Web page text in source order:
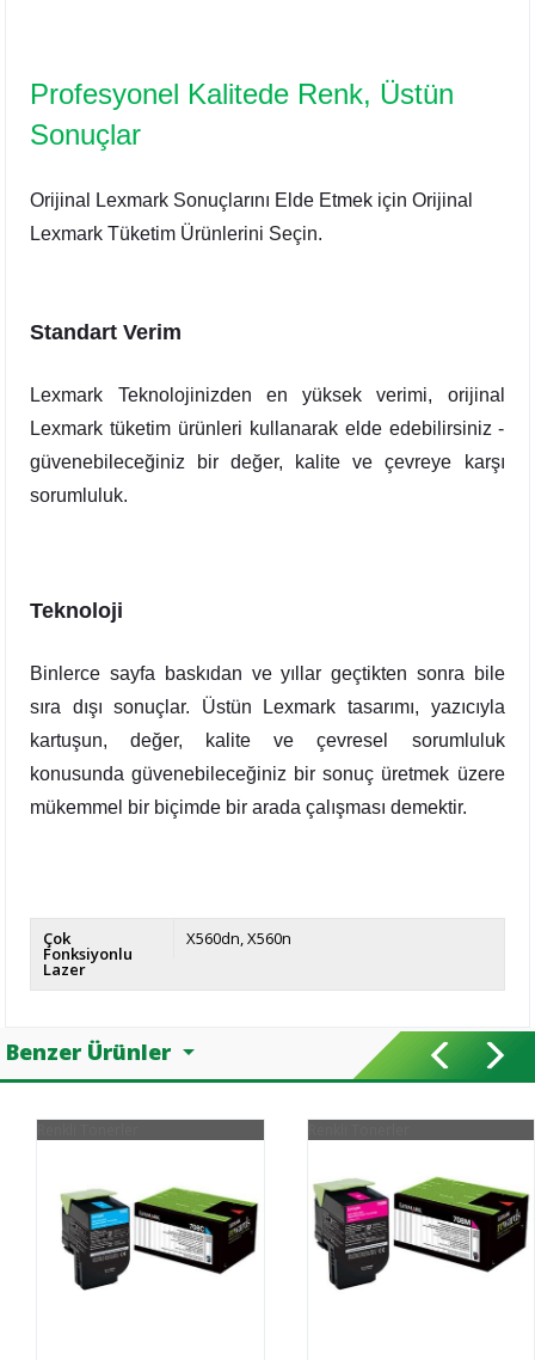
Profesyonel Kalitede Renk, Üstün
Sonuçlar
Orijinal Lexmark Sonuçlarını Elde Etmek için Orijinal
Lexmark Tüketim Ürünlerini Seçin.
Standart Verim
Lexmark Teknolojinizden en yüksek verimi, orijinal
Lexmark tüketim ürünleri kullanarak elde edebilirsiniz -
güvenebileceğiniz bir değer, kalite ve çevreye karşı
sorumluluk.
Teknoloji
Binlerce sayfa baskıdan ve yıllar geçtikten sonra bile
sıra dışı sonuçlar. Üstün Lexmark tasarımı, yazıcıyla
kartuşun, değer, kalite ve çevresel sorumluluk
konusunda güvenebileceğiniz bir sonuç üretmek üzere
mükemmel bir biçimde bir arada çalışması demektir.
Çok
Fonksiyonlu
Lazer
X560dn X560n
Benzer Ürünler